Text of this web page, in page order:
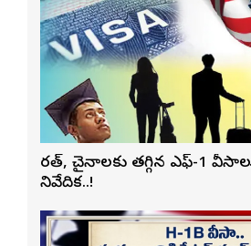
భారత్, చైనాలకు తగ్గిన ఎఫ్-1
నివేదిక..!